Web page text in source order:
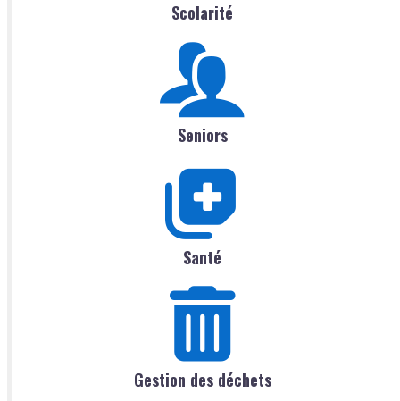
Scolarité
Seniors
Santé
Gestion des déchets